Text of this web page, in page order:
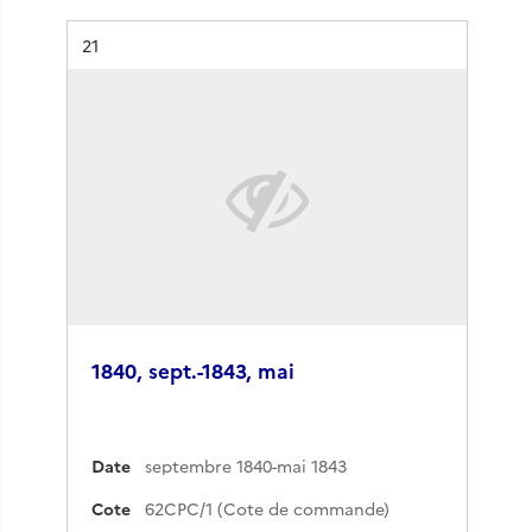
Résultat n°
21
1840, sept.-1843, mai
Date
septembre 1840-mai 1843
Cote
62CPC/1 (Cote de commande)